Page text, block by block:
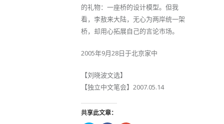
的礼物：一座桥的设计模型。但我
看，李敖来大陆，无心为两岸统一架
桥，却用心拓展自己的言论市场。
2005年9月28日于北京家中
【刘晓波文选】
【独立中文笔会】2007.05.14
共享此文章：